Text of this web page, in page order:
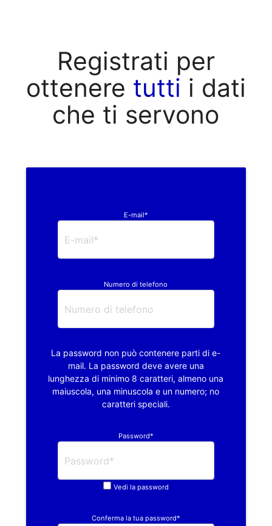
Registrati per
ottenere tutti i dati
che ti servono
E-mail*
Numero di telefono
La password non può contenere parti di e-
mail. La password deve avere una
lunghezza di minimo 8 caratteri, almeno una
maiuscola, una minuscola e un numero; no
caratteri speciali.
Password*
Vedi la password
Conferma la tua password*